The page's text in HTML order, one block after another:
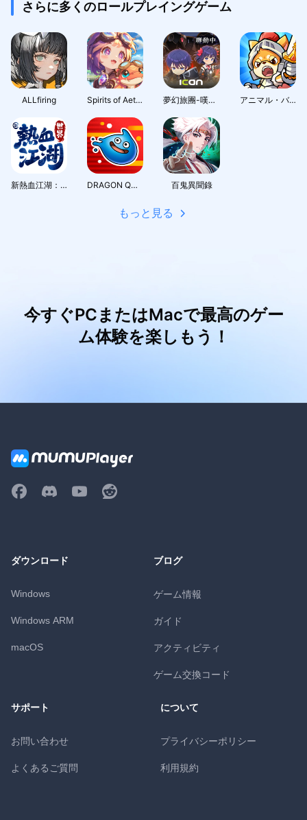
さらに多くのロールプレイングゲーム
ALLfiring Spirits of Aetheria 夢幻旅團-嘆氣的亡靈想隱退聯動 アニマル・バスターズ
新熱血江湖：世界 DRAGON QUEST Smash/Grow 百鬼異聞錄
もっと見る
今すぐPCまたはMacで最高のゲー
ム体験を楽しもう！
ダウンロード
Windows
Windows ARM
macOS
ブログ
ゲーム情報
ガイド
アクティビティ
ゲーム交換コード
サポート
お問い合わせ
よくあるご質問
について
プライバシーポリシー
利用規約